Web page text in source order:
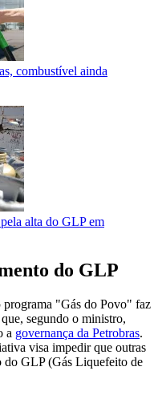
combustível ainda
alta do GLP em
do GLP
programa "Gás do Povo" faz
segundo o ministro,
a governança da Petrobras.
visa impedir que outras
do GLP (Gás Liquefeito de